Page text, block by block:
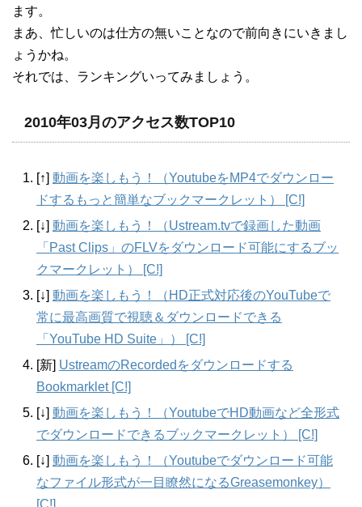
ます。
まあ、忙しいのは仕方の無いことなので前向きにいきまし
ょうかね。
それでは、ランキングいってみましょう。
2010年03月のアクセス数TOP10
[↑] 動画を楽しもう！（YoutubeをMP4でダウンロー
ドするもっと簡単なブックマークレット） [C!]
[↓] 動画を楽しもう！（Ustream.tvで録画した動画
「Past Clips」のFLVをダウンロード可能にするブッ
クマークレット） [C!]
[↓] 動画を楽しもう！（HD正式対応後のYouTubeで
常に最高画質で視聴＆ダウンロードできる
「YouTube HD Suite」） [C!]
[新] UstreamのRecordedをダウンロードする
Bookmarklet [C!]
[↓] 動画を楽しもう！（YoutubeでHD動画など全形式
でダウンロードできるブックマークレット） [C!]
[↓] 動画を楽しもう！（Youtubeでダウンロード可能
なファイル形式が一目瞭然になるGreasemonkey）
[C!]